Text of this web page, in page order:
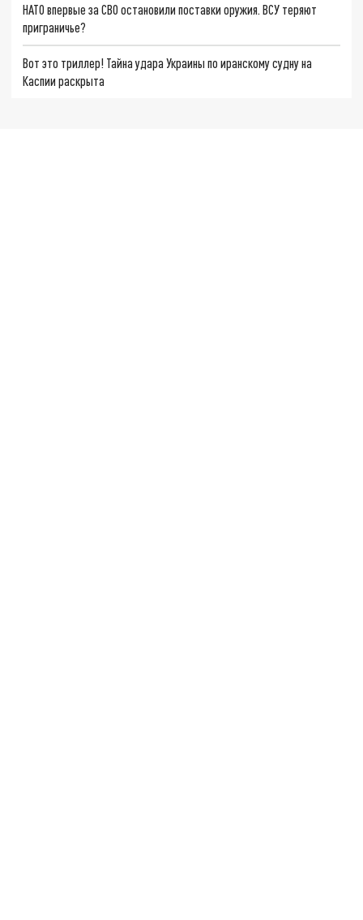
НАТО впервые за СВО остановили поставки оружия. ВСУ теряют
приграничье?
Вот это триллер! Тайна удара Украины по иранскому судну на
Каспии раскрыта